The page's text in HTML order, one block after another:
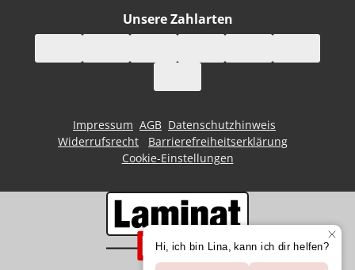
Unsere Zahlarten
Impressum AGB Datenschutzhinweis
Widerrufsrecht
Barrierefreiheitserklärung
Cookie-Einstellungen